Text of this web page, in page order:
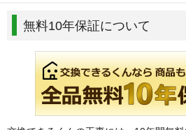
無料10年保証について